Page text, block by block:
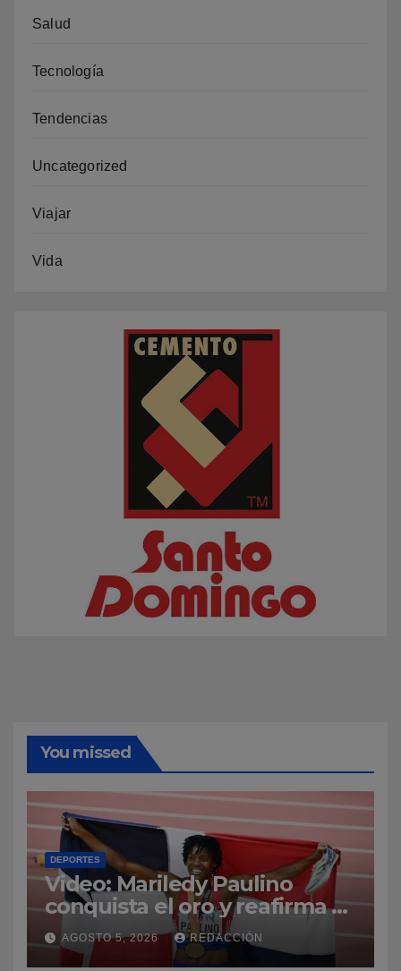
Salud
Tecnología
Tendencias
Uncategorized
Viajar
Vida
You missed
DEPORTES
Video: Mariledy Paulino
conquista el oro y reafirma su
dominio en el atletismo
AGOSTO 5, 2026 REDACCIÓN